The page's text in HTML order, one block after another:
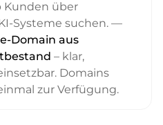
Kunden über
Systeme suchen. —
Domain aus
– klar,
Domains
zur Verfügung.